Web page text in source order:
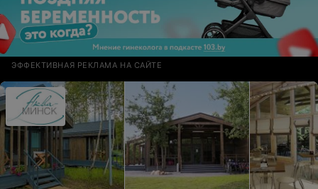
ЭФФЕКТИВНАЯ РЕКЛАМА НА САЙТЕ